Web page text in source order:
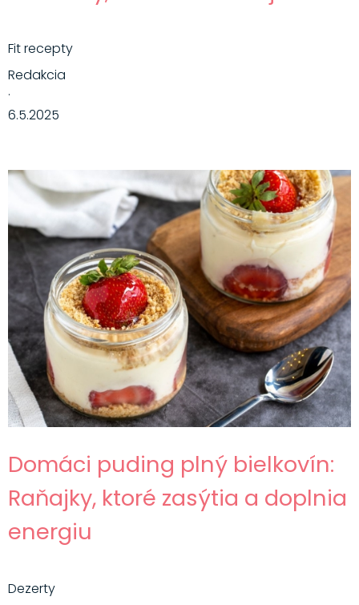
Fit recepty
Redakcia
·
6.5.2025
Domáci puding plný bielkovín:
Raňajky, ktoré zasýtia a doplnia
energiu
Dezerty